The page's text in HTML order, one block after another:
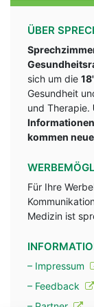
ÜBER
sich um die
Gesundheit
und Therapie.
kommen
Für Ihre
Medizin ist
– Impressum
– Feedback